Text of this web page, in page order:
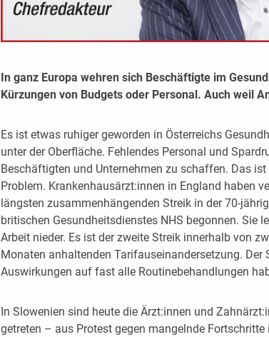
In ganz Europa wehren sich Beschäftigte im
Kürzungen von Budgets oder Personal. Auch weil
Es ist etwas ruhiger geworden in Österreichs
unter der Oberfläche. Fehlendes Personal und
Beschäftigten und Unternehmen zu schaffen. Das
Problem. Krankenhausärzt:innen in England haben
längsten zusammenhängenden Streik in der 70-
britischen Gesundheitsdienstes NHS begonnen. Sie
Arbeit nieder. Es ist der zweite Streik innerhalb von
Monaten anhaltenden Tarifauseinandersetzung. Der
Auswirkungen auf fast alle Routinebehandlungen
In Slowenien sind heute die Ärzt:innen und
getreten – aus Protest gegen mangelnde